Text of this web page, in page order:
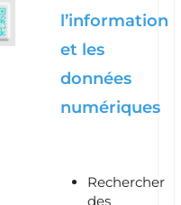
l’information
et les
données
numériques
Rechercher
des